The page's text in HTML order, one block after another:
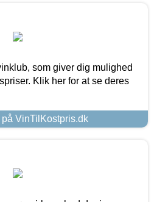
som giver dig mulighed
Klik her for at se deres
VinTilKostpris.dk